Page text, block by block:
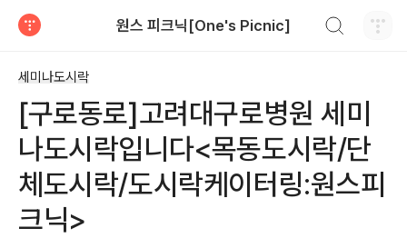
원스 피크닉[One's Picnic]
세미나도시락
[구로동로]고려대구로병원 세미
나도시락입니다<목동도시락/단
체도시락/도시락케이터링:원스피
크닉>